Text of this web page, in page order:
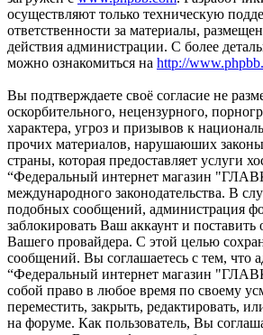
осуществляют только техническую
ответственности за материалы,
действия администрации. С более
можно ознакомиться на http://
Вы подтверждаете своё согласие не
оскорбительного, нецензурного,
характера, угроз и призывов к
прочих материалов, нарушаюших
страны, которая предоставляет услуги
“Федеральный интернет магазин
международного законодательства. В
подобных сообщений, администрация
заблокировать Ваш аккаунт и поставить
Вашего провайдера. С этой целью
сообщений. Вы соглашаетесь с тем, что
“Федеральный интернет магазин
собой право в любое время по своему
переместить, закрыть, редактировать,
на форуме. Как пользователь, Вы